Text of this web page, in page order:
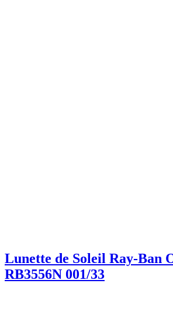
Lunette de Soleil Ray-Ban
RB3556N 001/33